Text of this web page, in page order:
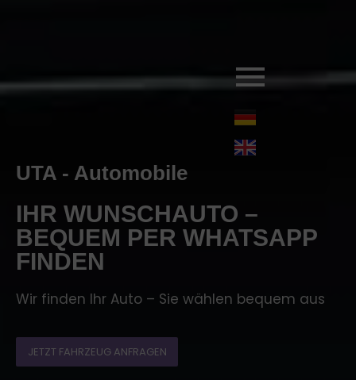
UTA - Automobile
IHR WUNSCHAUTO –
BEQUEM PER WHATSAPP
FINDEN
Wir finden Ihr Auto – Sie wählen bequem aus
JETZT FAHRZEUG ANFRAGEN